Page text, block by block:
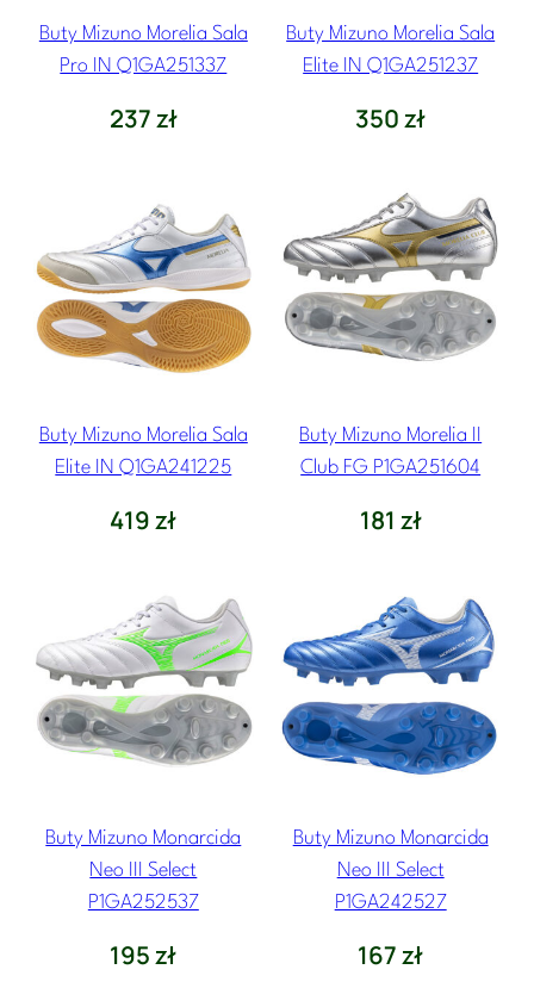
Buty Mizuno Morelia Sala
Pro IN Q1GA251337
237zł
Buty Mizuno Morelia Sala
Elite IN Q1GA251237
350zł
Buty Mizuno Morelia Sala
Elite IN Q1GA241225
419zł
Buty Mizuno Morelia II
Club FG P1GA251604
181 zł
Buty Mizuno Monarcida
Neo III Select
P1GA252537
195zł
Buty Mizuno Monarcida
Neo III Select
P1GA242527
167zł